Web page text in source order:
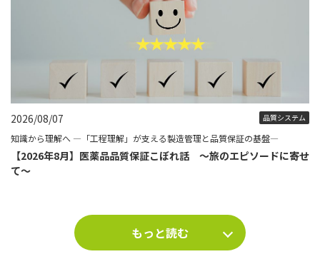
2026/08/07 品質システム
知識から理解へ ―「工程理解」が支える製造管理と品質保証の基盤―
【2026年8月】医薬品品質保証こぼれ話 ～旅のエピソードに寄せ
て～
もっと読む